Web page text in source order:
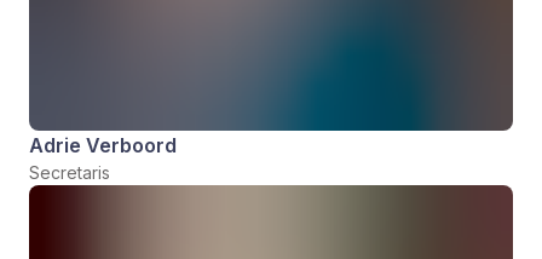
Adrie Verboord
Secretaris